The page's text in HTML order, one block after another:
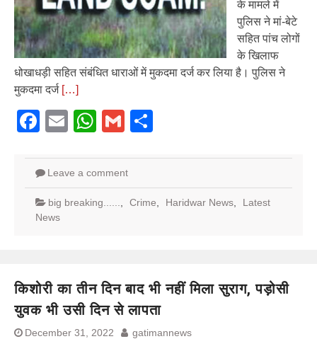
के मामले में
पुलिस ने मां-बेटे
सहित पांच लोगों
के खिलाफ
धोखाधड़ी सहित संबंधित धाराओं में मुकदमा दर्ज कर लिया है। पुलिस ने
मुकदमा दर्ज […]
Facebook
EmailWhatsApp
Gmail
Leave a comment
big breaking...... Crime Haridwar News
Latest
News
किशोरी का तीन दिन बाद भी नहीं मिला सुराग, पड़ोसी
युवक भी उसी दिन से लापता
December 31, 2022 gatimannews